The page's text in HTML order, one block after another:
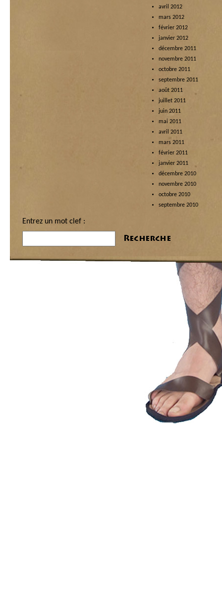
avril 2012
mars 2012
février 2012
janvier 2012
décembre 2011
novembre 2011
octobre 2011
septembre 2011
août 2011
juillet 2011
juin 2011
mai 2011
avril 2011
mars 2011
février 2011
janvier 2011
décembre 2010
novembre 2010
octobre 2010
septembre 2010
Entrez un mot clef :